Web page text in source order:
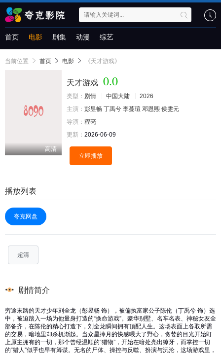
首页 电影 剧集 动漫 综艺
当前位置 首页 电影 《天才游戏》
高清
天才游戏 0.0
类型： 剧情 中国大陆
2026
主演： 彭昱畅 丁禹兮 李蔓瑄 邓恩熙 侯雯元
导演： 程亮
更新： 2026-06-09
立即播放
播放列表
夸克网盘
超清
剧情简介
穷途末路的天才少年刘全龙（彭昱畅 饰），被偏执富家公子陈伦（丁禹兮 饰）选
中，被迫踏入一场为他量身打造的“换命游戏”。豪华别墅、名车名表、神秘女友全
部备齐，在陈伦的精心打造下，刘全龙瞬间拥有顶配人生。这场表面上各取所需
的交易，暗地里却杀机渐起。当众星捧月的快感喂大了野心，贪婪的目光开始盯
上原主拥有的一切，那个曾经温顺的“猎物”，开始在暗处亮出獠牙，而掌控一切
的“猎人”似乎也早有筹谋。无名的尸体、操控与反噬、扮演与沉沦，这场游戏里，